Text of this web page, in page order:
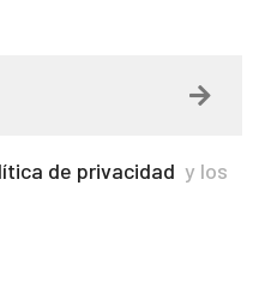
de privacidad y los